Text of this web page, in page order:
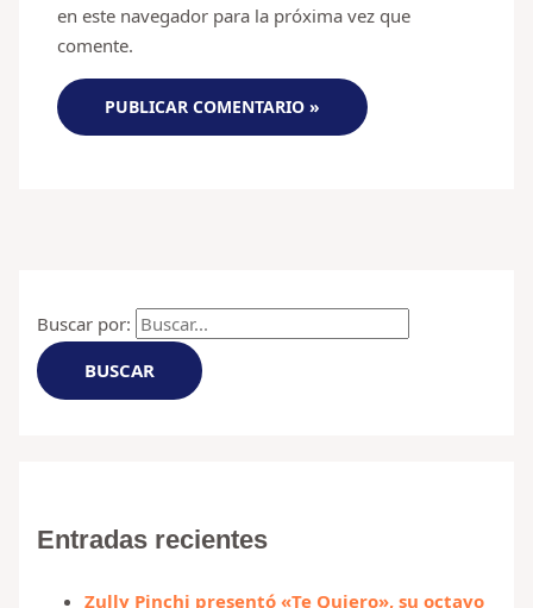
en este navegador para la próxima vez que
comente.
Buscar por:
Entradas recientes
Zully Pinchi presentó «Te Quiero», su octavo